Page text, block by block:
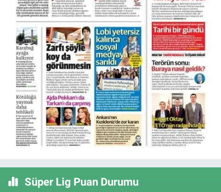
Süper Lig Puan Durumu